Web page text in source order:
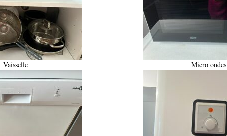
Vaisselle Micro ondes